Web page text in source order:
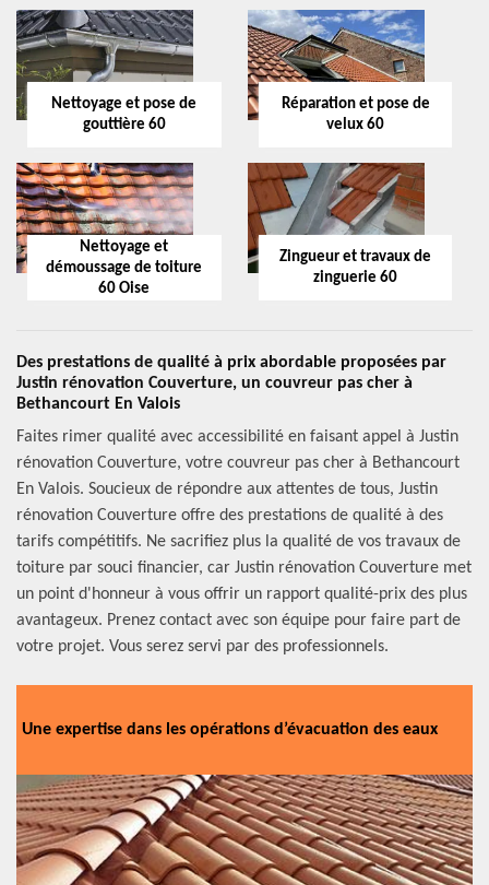
Nettoyage et pose de
gouttière 60
Réparation et pose de
velux 60
Nettoyage et
démoussage de toiture
60 Oise
Zingueur et travaux de
zinguerie 60
Des prestations de qualité à prix abordable proposées par
Justin rénovation Couverture, un couvreur pas cher à
Bethancourt En Valois
Faites rimer qualité avec accessibilité en faisant appel à Justin
rénovation Couverture, votre couvreur pas cher à Bethancourt
En Valois. Soucieux de répondre aux attentes de tous, Justin
rénovation Couverture offre des prestations de qualité à des
tarifs compétitifs. Ne sacrifiez plus la qualité de vos travaux de
toiture par souci financier, car Justin rénovation Couverture met
un point d'honneur à vous offrir un rapport qualité-prix des plus
avantageux. Prenez contact avec son équipe pour faire part de
votre projet. Vous serez servi par des professionnels.
Une expertise dans les opérations d’évacuation des eaux